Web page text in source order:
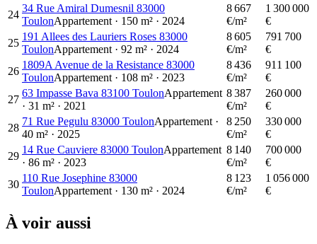
24
34 Rue Amiral Dumesnil 83000
ToulonAppartement · 150 m² · 2024
8 667
€/m²
1 300 000
€
25
191 Allees des Lauriers Roses 83000
ToulonAppartement · 92 m² · 2024
8 605
€/m²
791 700
€
26
1809A Avenue de la Resistance 83000
ToulonAppartement · 108 m² · 2023
8 436
€/m²
911 100
€
27
63 Impasse Bava 83100 ToulonAppartement
· 31 m² · 2021
8 387
€/m²
260 000
€
28
71 Rue Pegulu 83000 ToulonAppartement ·
40 m² · 2025
8 250
€/m²
330 000
€
29
14 Rue Cauviere 83000 ToulonAppartement
· 86 m² · 2023
8 140
€/m²
700 000
€
30
110 Rue Josephine 83000
ToulonAppartement · 130 m² · 2024
8 123
€/m²
1 056 000
€
À voir aussi